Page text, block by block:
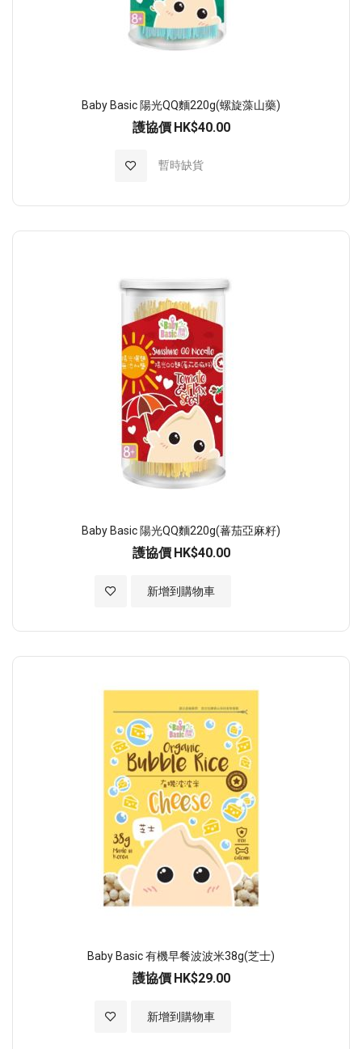
Baby Basic 陽光QQ麵220g(螺旋藻山藥)
護協價 HK$40.00
暫時缺貨
加入至願望清單
Baby Basic 陽光QQ麵220g(蕃茄亞麻籽)
護協價 HK$40.00
新增到購物車
加入至願望清單
Baby Basic 有機早餐波波米38g(芝士)
護協價 HK$29.00
新增到購物車
加入至願望清單